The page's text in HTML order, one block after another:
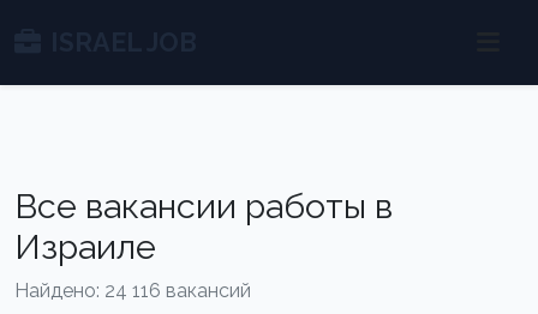
Все вакансии работы в
Израиле
Найдено: 24 116 вакансий